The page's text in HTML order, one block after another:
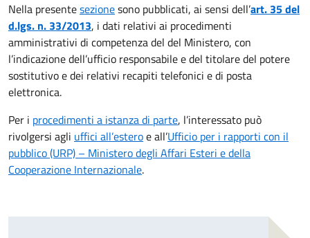
Nella presentesezionesono pubblicati, ai sensi dell’art. 35 del
d.lgs. n. 33/2013, i dati relativi ai procedimenti
amministrativi di competenza del del Ministero, con
l’indicazione dell’ufficio responsabile e del titolare del potere
sostitutivo e dei relativi recapiti telefonici e di posta
elettronica.
Per i procedimenti a istanza di parte, l’interessato può
rivolgersi agli uffici all’esteroe all’Ufficio per i rapporti con il
pubblico (URP) – Ministero degli Affari Esteri e della
Cooperazione Internazionale.